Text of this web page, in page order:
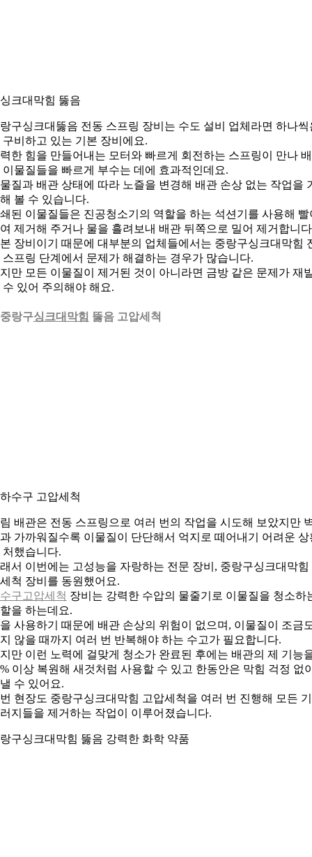
크대막힘 뚫음
구싱크대뚫음 전동 스프링 장비는 수도 설비 업체라면 하나씩
구비하고 있는 기본 장비에요.
한 힘을 만들어내는 모터와 빠르게 회전하는 스프링이 만나
이물질들을 빠르게 부수는 데에 효과적인데요.
질과 배관 상태에 따라 노즐을 변경해 배관 손상 없는 작업을
볼 수 있습니다.
된 이물질들은 진공청소기의 역할을 하는 석션기를 사용해 빨
제거해 주거나 물을 흘려보내 배관 뒤쪽으로 밀어 제거합니
장비이기 때문에 대부분의 업체들에서는 중랑구싱크대막힘
스프링 단계에서 문제가 해결하는 경우가 많습니다.
만 모든 이물질이 제거된 것이 아니라면 금방 같은 문제가 재
수 있어 주의해야 해요.
랑구싱크대막힘 뚫음 고압세척
수구 고압세척
배관은 전동 스프링으로 여러 번의 작업을 시도해 보았지만
가까워질수록 이물질이 단단해서 억지로 떼어내기 어려운 상
처했습니다.
서 이번에는 고성능을 자랑하는 전문 장비, 중랑구싱크대막힘
척 장비를 동원했어요.
구고압세척 장비는 강력한 수압의 물줄기로 이물질을 청소하
을 하는데요.
사용하기 때문에 배관 손상의 위험이 없으며, 이물질이 조금
않을 때까지 여러 번 반복해야 하는 수고가 필요합니다.
만 이런 노력에 걸맞게 청소가 완료된 후에는 배관의 제 기능
이상 복원해 새것처럼 사용할 수 있고 한동안은 막힘 걱정 없
수 있어요.
현장도 중랑구싱크대막힘 고압세척을 여러 번 진행해 모든
지들을 제거하는 작업이 이루어졌습니다.
구싱크대막힘 뚫음 강력한 화학 약품